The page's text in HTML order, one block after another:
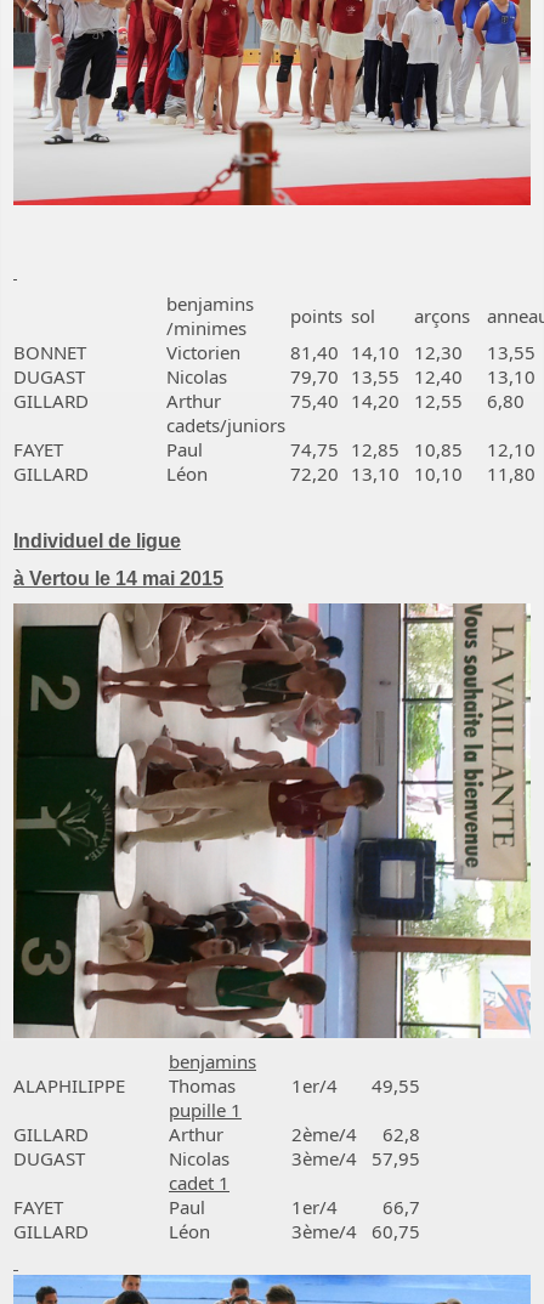
benjamins
/minimes
points sol arçons
BONNET
Victorien 81,40 14,10 12,30
13,55
DUGAST
Nicolas 79,70 13,55 12,40
13,10
GILLARD
Arthur 75,40 14,20 12,55
6,80
cadets/juniors
FAYET
Paul 74,75 12,85 10,85
12,10
GILLARD
Léon 72,20 13,10 10,10 11,80
Individuel de ligue
à Vertou le 14 mai 2015
benjamins
ALAPHILIPPE
Thomas 1er/4
49,55
pupille 1
GILLARD
Arthur 2ème/4
62,8
DUGAST
Nicolas 3ème/4
57,95
cadet 1
FAYET
Paul 1er/4
66,7
GILLARD
Léon 3ème/4 60,75